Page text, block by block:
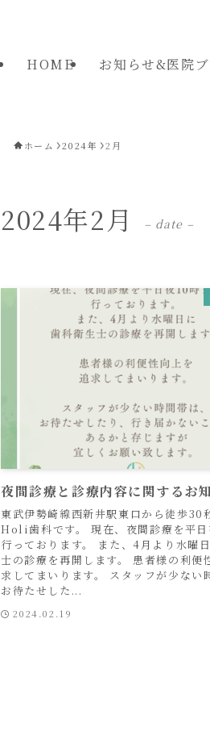
HOME お知らせ&医院
ホーム 2024年 2月
2024年2月 – date –
夜間診療と診療内容に関するお
東武伊勢崎線西新井駅東口から徒歩30
Holi歯科です。 現在、夜間診療を平日
行っております。 また、4月より水曜
士の診療を再開します。 患者様の利便
求してまいります。 スタッフが少ない
お待たせした...
2024.02.19